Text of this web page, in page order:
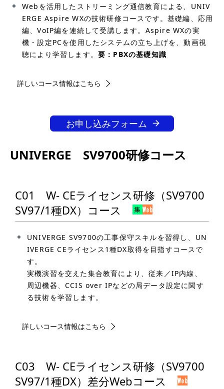
Webを活用したストリーミング通信教育による、UNIV
ERGE Aspire WXの技術研修コースです。基礎編、応用
編、VoIP編を連続して受講します。Aspire WXの実
機・設定PCを使用したシステムの立ち上げを、動画視
聴により学習します。 要：PBXの基礎知識
詳しいコース情報はこちら
お申し込みフォーム
UNIVERGE SV9700研修コース
C01 W- CEライセンス研修（SV9700
SV97/1種DX）コース
UNIVERGE SV9700の工事保守スキルを習得し、UN
IVERGE CEライセンス1種DX取得を目指すコースで
す。
実機演習を交えた集合教育により、従来／IP内線、
周辺機器、CCIS over IPなどの局データ設定に関す
る技術を学習します。
詳しいコース情報はこちら
C03 W- CEライセンス研修（SV9700
SV97/1種DX）差分Webコース